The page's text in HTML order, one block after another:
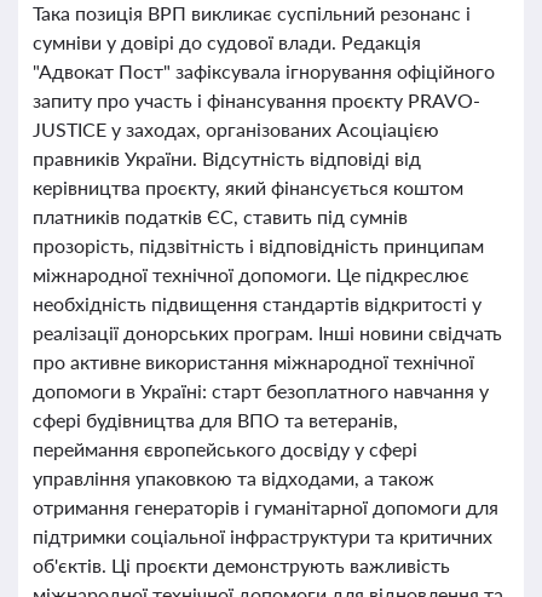
Така позиція ВРП викликає суспільний резонанс і
сумніви у довірі до судової влади. Редакція
"Адвокат Пост" зафіксувала ігнорування офіційного
запиту про участь і фінансування проєкту PRAVO-
JUSTICE у заходах, організованих Асоціацією
правників України. Відсутність відповіді від
керівництва проєкту, який фінансується коштом
платників податків ЄС, ставить під сумнів
прозорість, підзвітність і відповідність принципам
міжнародної технічної допомоги. Це підкреслює
необхідність підвищення стандартів відкритості у
реалізації донорських програм. Інші новини свідчать
про активне використання міжнародної технічної
допомоги в Україні: старт безоплатного навчання у
сфері будівництва для ВПО та ветеранів,
переймання європейського досвіду у сфері
управління упаковкою та відходами, а також
отримання генераторів і гуманітарної допомоги для
підтримки соціальної інфраструктури та критичних
об'єктів. Ці проєкти демонструють важливість